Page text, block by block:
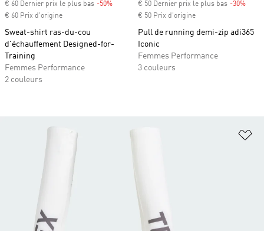
€ 60 Dernier prix le plus bas -50%
€ 60 Prix d'origine
Sweat-shirt ras-du-cou
d'échauffement Designed-for-
Training
Femmes Performance
2 couleurs
€ 50 Dernier prix le plus bas -30%
€ 50 Prix d'origine
Pull de running demi-zip adi365
Iconic
Femmes Performance
3 couleurs